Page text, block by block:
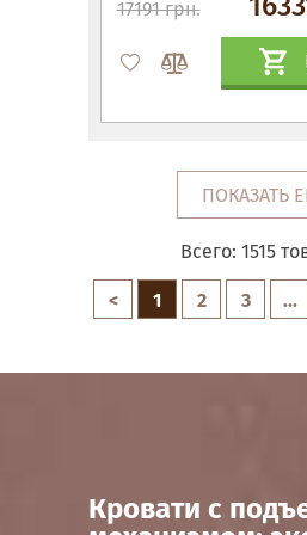
17191 грн.
ПОКАЗАТЬ
Всего: 1515
< 1 2 3 ...
Кровати с